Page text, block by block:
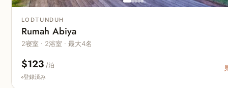
LODTUNDUH
Rumah Abiya
2寝室 · 2浴室 · 最大4名
$123 /泊
登録済み